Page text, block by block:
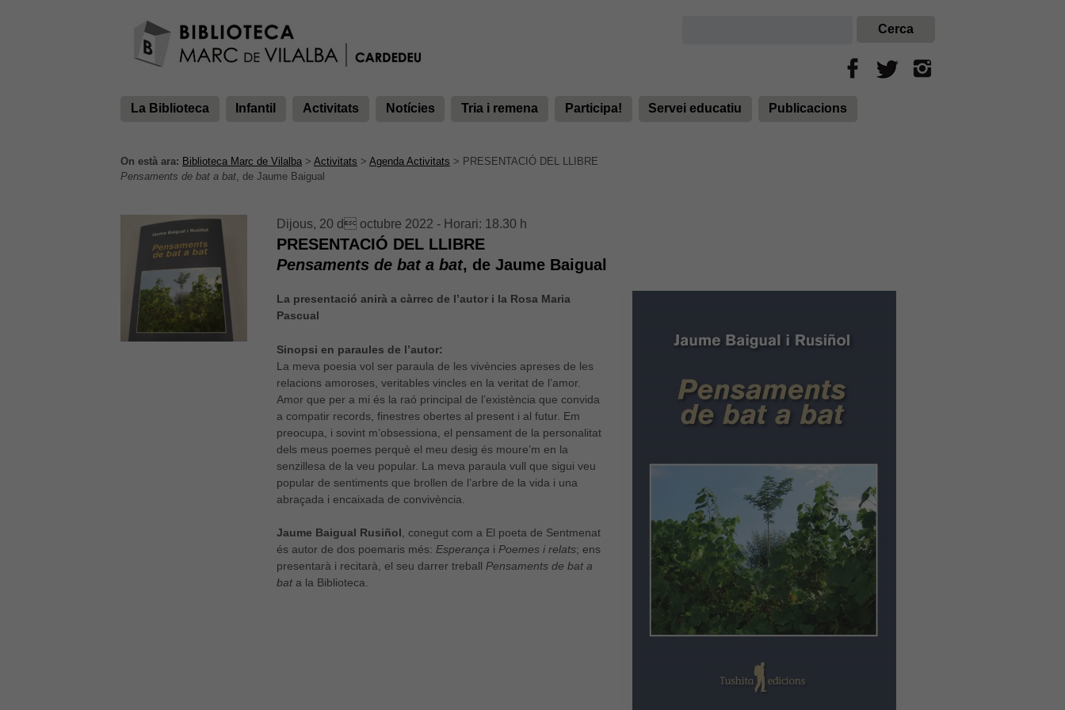
La Biblioteca Infantil Activitats Notícies Tria i remena Participa! Servei educatiu Publicacions
On està ara: Biblioteca Marc de Vilalba > Activitats > Agenda Activitats > PRESENTACIÓ DEL LLIBRE
Pensaments de bat a bat, de Jaume Baigual
Dijous, 20 d octubre 2022 - Horari: 18.30 h
PRESENTACIÓ DEL LLIBRE
Pensaments de bat a bat, de Jaume Baigual
La presentació anirà a càrrec de l’autor i la Rosa Maria
Pascual
Sinopsi en paraules de l’autor:
La meva poesia vol ser paraula de les vivències apreses de les
relacions amoroses, veritables vincles en la veritat de l’amor.
Amor que per a mi és la raó principal de l’existència que convida
a compatir records, finestres obertes al present i al futur. Em
preocupa, i sovint m’obsessiona, el pensament de la personalitat
dels meus poemes perquè el meu desig és moure’m en la
senzillesa de la veu popular. La meva paraula vull que sigui veu
popular de sentiments que brollen de l’arbre de la vida i una
abraçada i encaixada de convivència.
Jaume Baigual Rusiñol, conegut com a El poeta de Sentmenat
és autor de dos poemaris més:Esperança iPoemes i relats; ens
presentarà i recitarà, el seu darrer treballPensaments de bat a
bat a la Biblioteca.